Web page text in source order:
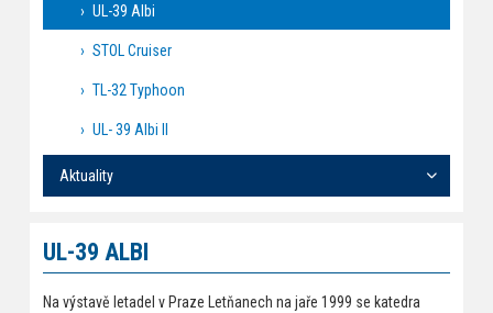
UL-39 Albi
STOL Cruiser
TL-32 Typhoon
UL- 39 Albi II
Aktuality
UL-39 ALBI
Na výstavě letadel v Praze Letňanech na jaře 1999 se katedra